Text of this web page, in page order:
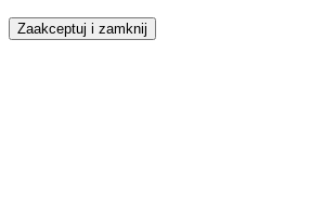
Zaakceptuj i zamknij